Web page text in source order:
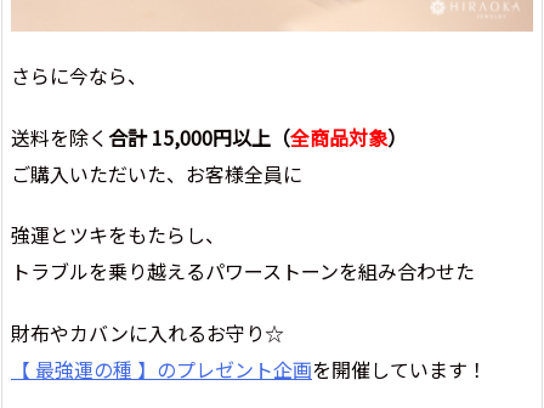
さらに今なら、
送料を除く 合計 15,000円以上（全商品対象）
ご購入いただいた、お客様全員に
強運とツキをもたらし、
トラブルを乗り越えるパワーストーンを組み合わせた
財布やカバンに入れるお守り☆
【 最強運の種 】のプレゼント企画を開催しています！